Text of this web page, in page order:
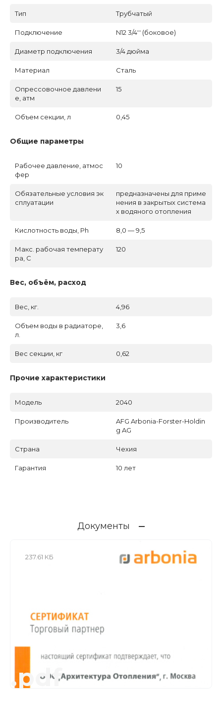
Тип Трубчатый
Подключение N12 3/4'' (боковое)
Диаметр подключения 3/4 дюйма
Материал Сталь
Опрессовочное давлени
е, атм
15
Объем секции, л 0,45
Общие параметры
Рабочее давление, атмос
фер
10
Обязательные условия эк
сплуатации
предназначены для приме
нения в закрытых система
х водяного отопления
Кислотность воды, Ph 8,0 — 9,5
Макс. рабочая температу
ра, C
120
Вес, объём, расход
Вес, кг. 4,96
Объем воды в радиаторе,
л.
3,6
Вес секции, кг 0,62
Прочие характеристики
Модель 2040
Производитель
AFG Arbonia-Forster-Holdin
g AG
Страна Чехия
Гарантия 10 лет
Документы
237.61 КБ
.pdf